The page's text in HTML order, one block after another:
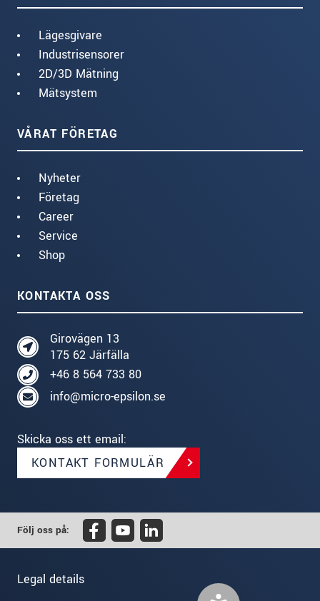
Lägesgivare
Industrisensorer
2D/3D Mätning
Mätsystem
VÅRAT FÖRETAG
Nyheter
Företag
Career
Service
Shop
KONTAKTA OSS
Girovägen 13
175 62 Järfälla
+46 8 564 733 80
info@micro-epsilon.se
Skicka oss ett email:
KONTAKT FORMULÄR
Följ oss på:
Legal details